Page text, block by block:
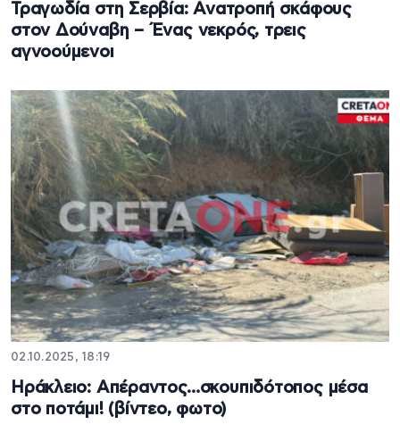
Τραγωδία στη Σερβία: Ανατροπή σκάφους
στον Δούναβη – Ένας νεκρός, τρεις
αγνοούμενοι
02.10.2025, 18:19
Ηράκλειο: Απέραντος…σκουπιδότοπος μέσα
στο ποτάμι! (βίντεο, φωτο)